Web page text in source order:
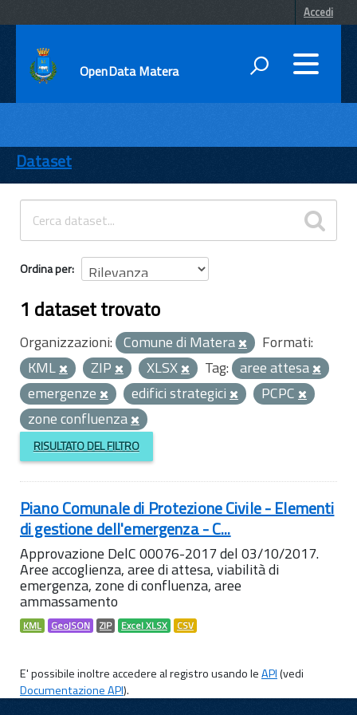
Accedi
OpenData Matera
ENTI
TEMI
INFORMAZIONI
Dataset
Ordina per
1 dataset trovato
Organizzazioni: Comune di Matera
Formati:
KML
ZIP XLSX Tag: aree attesa
emergenze
edifici strategici
PCPC
zone confluenza
RISULTATO DEL FILTRO
Piano Comunale di Protezione Civile - Elementi
di gestione dell'emergenza - C...
Approvazione DelC 00076-2017 del 03/10/2017.
Aree accoglienza, aree di attesa, viabilità di
emergenza, zone di confluenza, aree
ammassamento
KML GeoJSON ZIP Excel XLSX CSV
E' possibile inoltre accedere al registro usando leAPI(vedi
Documentazione API).